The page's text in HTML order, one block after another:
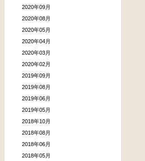
2020年09月
2020年08月
2020年05月
2020年04月
2020年03月
2020年02月
2019年09月
2019年08月
2019年06月
2019年05月
2018年10月
2018年08月
2018年06月
2018年05月